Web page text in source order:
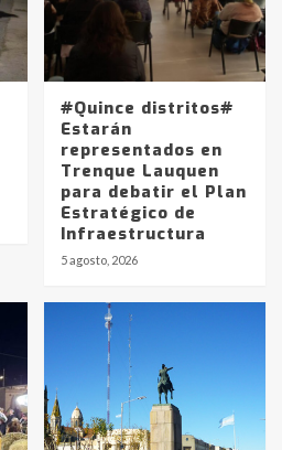
#Quince distritos#
Estarán
representados en
Trenque Lauquen
para debatir el Plan
Estratégico de
Infraestructura
5 agosto, 2026